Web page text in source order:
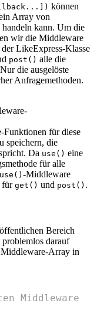
können
Array von
kann. Um die
wir die Middleware
LikeExpress-Klasse
post() alle die
die ausgelöste
Anfragemethoden.
für diese
speichern, die
Da use() eine
für alle
use() -Middleware
fürget() und post() .
Bereich
darauf
Array in
Middleware